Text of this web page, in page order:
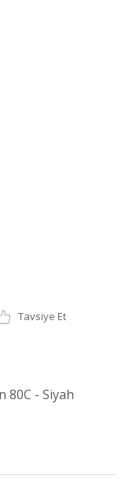
Tavsiye Et
80C - Siyah